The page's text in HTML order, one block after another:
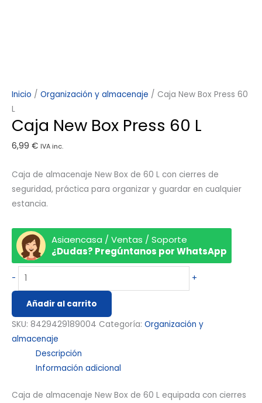
Inicio / Organización y almacenaje / Caja New Box Press 60
L
Caja New Box Press 60 L
6,99 € IVA inc.
Caja de almacenaje New Box de 60 L con cierres de
seguridad, práctica para organizar y guardar en cualquier
estancia.
Asiaencasa / Ventas / Soporte
¿Dudas? Pregúntanos por WhatsApp
- +
Añadir al carrito
SKU: 8429429189004 Categoría: Organización y
almacenaje
Descripción
Información adicional
Caja de almacenaje New Box de 60 L equipada con cierres